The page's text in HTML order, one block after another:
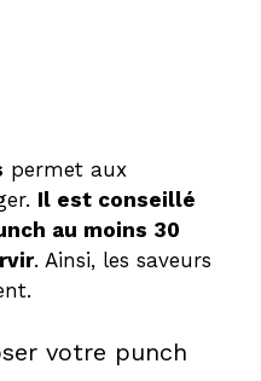
permet aux
Il est conseillé
au moins 30
. Ainsi, les saveurs
votre punch